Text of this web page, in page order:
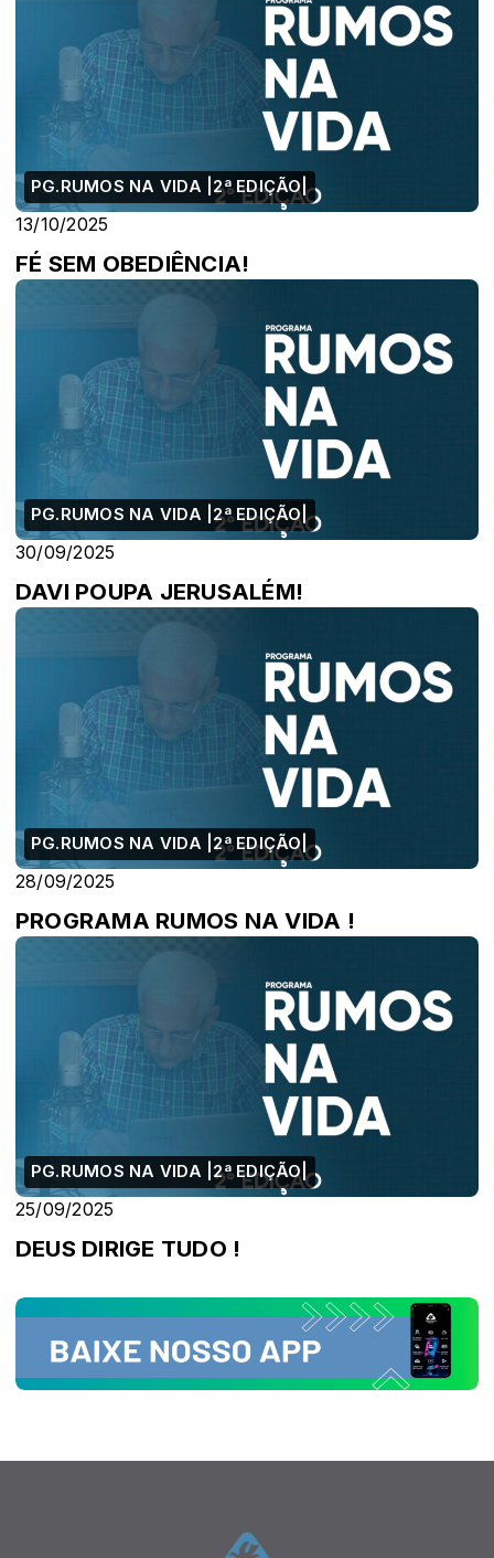
PG.RUMOS NA VIDA |2ª EDIÇÃO|
13/10/2025
FÉ SEM OBEDIÊNCIA!
PG.RUMOS NA VIDA |2ª EDIÇÃO|
30/09/2025
DAVI POUPA JERUSALÉM!
PG.RUMOS NA VIDA |2ª EDIÇÃO|
28/09/2025
PROGRAMA RUMOS NA VIDA !
PG.RUMOS NA VIDA |2ª EDIÇÃO|
25/09/2025
DEUS DIRIGE TUDO !